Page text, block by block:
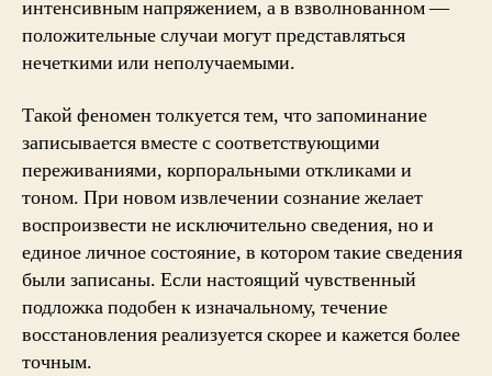
интенсивным напряжением, а в взволнованном —
положительные случаи могут представляться
нечеткими или неполучаемыми.
Такой феномен толкуется тем, что запоминание
записывается вместе с соответствующими
переживаниями, корпоральными откликами и
тоном. При новом извлечении сознание желает
воспроизвести не исключительно сведения, но и
единое личное состояние, в котором такие сведения
были записаны. Если настоящий чувственный
подложка подобен к изначальному, течение
восстановления реализуется скорее и кажется более
точным.